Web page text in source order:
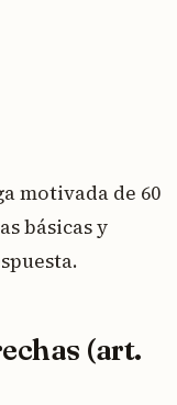
motivada de 60
básicas y
(art.